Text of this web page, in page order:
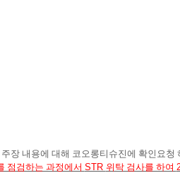
장 내용에 대해 코오롱티슈진에 확인요청
점검하는 과정에서 STR 위탁 검사를 하여